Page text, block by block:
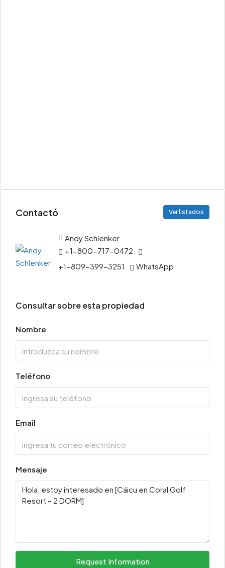
Contactó Ver listados
Andy Schlenker
+1-800-717-0472
+1-809-399-3251
WhatsApp
Consultar sobre esta propiedad
Nombre
Teléfono
Email
Mensaje
Request Information